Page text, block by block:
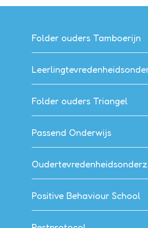
Folder ouders Tamboerijn
Folder ouders Triangel
Passend Onderwijs
Positive Behaviour School